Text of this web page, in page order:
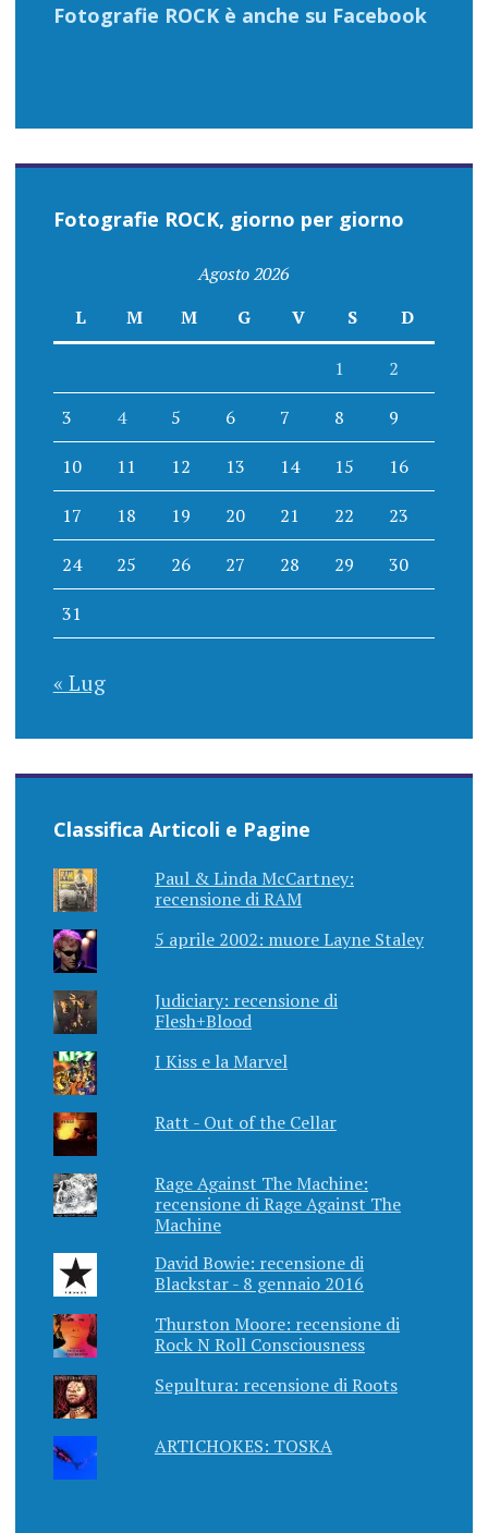
Fotografie ROCK è anche su Facebook
Fotografie ROCK, giorno per giorno
Agosto 2026
L
M M G V S D
1 2
3 4 5 6 7 8 9
10 11 12 13 14 15 16
17 18 19 20 21 22 23
24 25 26 27 28 29 30
31
« Lug
Classifica Articoli e Pagine
Paul & Linda McCartney:
recensione di RAM
5 aprile 2002: muore Layne Staley
Judiciary: recensione di
Flesh+Blood
I Kiss e la Marvel
Ratt - Out of the Cellar
Rage Against The Machine:
recensione di Rage Against The
Machine
David Bowie: recensione di
Blackstar - 8 gennaio 2016
Thurston Moore: recensione di
Rock N Roll Consciousness
Sepultura: recensione di Roots
ARTICHOKES: TOSKA